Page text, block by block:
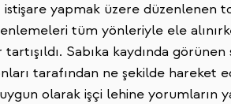
yapmak üzere düzenlenen
tüm yönleriyle ele
Sabıka kaydında
tarafından ne şekilde hareket
olarak işçi lehine yorumların